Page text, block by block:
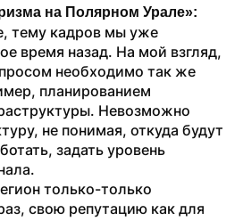
на Полярном Урале»:
тему кадров мы уже
время назад. На мой взгляд,
необходимо так же
планированием
Невозможно
не понимая, откуда будут
задать уровень
только-только
свою репутацию как для